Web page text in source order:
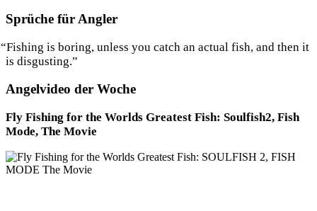
Sprüche für Angler
“Fishing is bor­ing, unless you catch an actu­al fish, and then it
is disgusting.”
Angelvideo der Woche
Fly Fishing for the Worlds Grea­test Fish: Soulfish2, Fish
Mode, The Movie